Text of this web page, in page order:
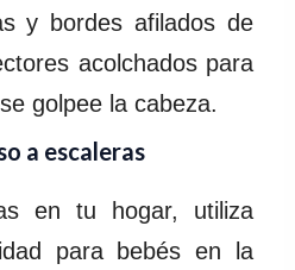
y bordes afilados de
acolchados para
golpee la cabeza.
a escaleras
en tu hogar, utiliza
para bebés en la